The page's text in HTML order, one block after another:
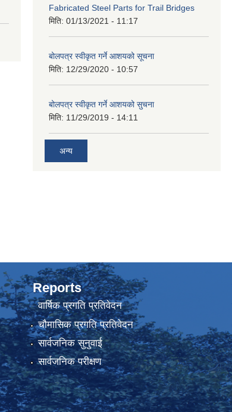
Fabricated Steel Parts for Trail Bridges
मिति: 01/13/2021 - 11:17
बोलपत्र स्वीकृत गर्ने आशयको सूचना
मिति: 12/29/2020 - 10:57
बोलपत्र स्वीकृत गर्ने आशयको सुचना
मिति: 11/29/2019 - 14:11
अन्य
Reports
वार्षिक प्रगति प्रतिवेदन
चौमासिक प्रगति प्रतिवेदन
सार्वजनिक सुनुवाई
सार्वजनिक परीक्षण